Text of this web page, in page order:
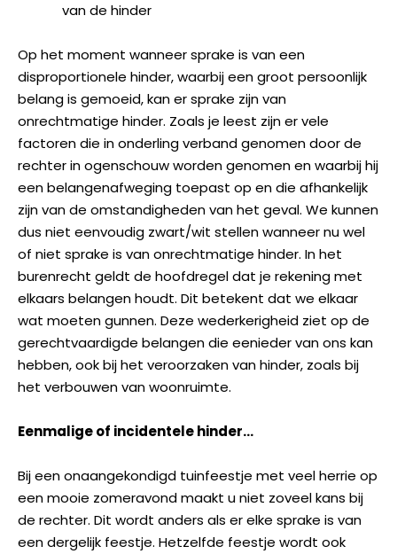
van de hinder
Op het moment wanneer sprake is van een
disproportionele hinder, waarbij een groot persoonlijk
belang is gemoeid, kan er sprake zijn van
onrechtmatige hinder. Zoals je leest zijn er vele
factoren die in onderling verband genomen door de
rechter in ogenschouw worden genomen en waarbij hij
een belangenafweging toepast op en die afhankelijk
zijn van de omstandigheden van het geval. We kunnen
dus niet eenvoudig zwart/wit stellen wanneer nu wel
of niet sprake is van onrechtmatige hinder. In het
burenrecht geldt de hoofdregel dat je rekening met
elkaars belangen houdt. Dit betekent dat we elkaar
wat moeten gunnen. Deze wederkerigheid ziet op de
gerechtvaardigde belangen die eenieder van ons kan
hebben, ook bij het veroorzaken van hinder, zoals bij
het verbouwen van woonruimte.
Eenmalige of incidentele hinder…
Bij een onaangekondigd tuinfeestje met veel herrie op
een mooie zomeravond maakt u niet zoveel kans bij
de rechter. Dit wordt anders als er elke sprake is van
een dergelijk feestje. Hetzelfde feestje wordt ook